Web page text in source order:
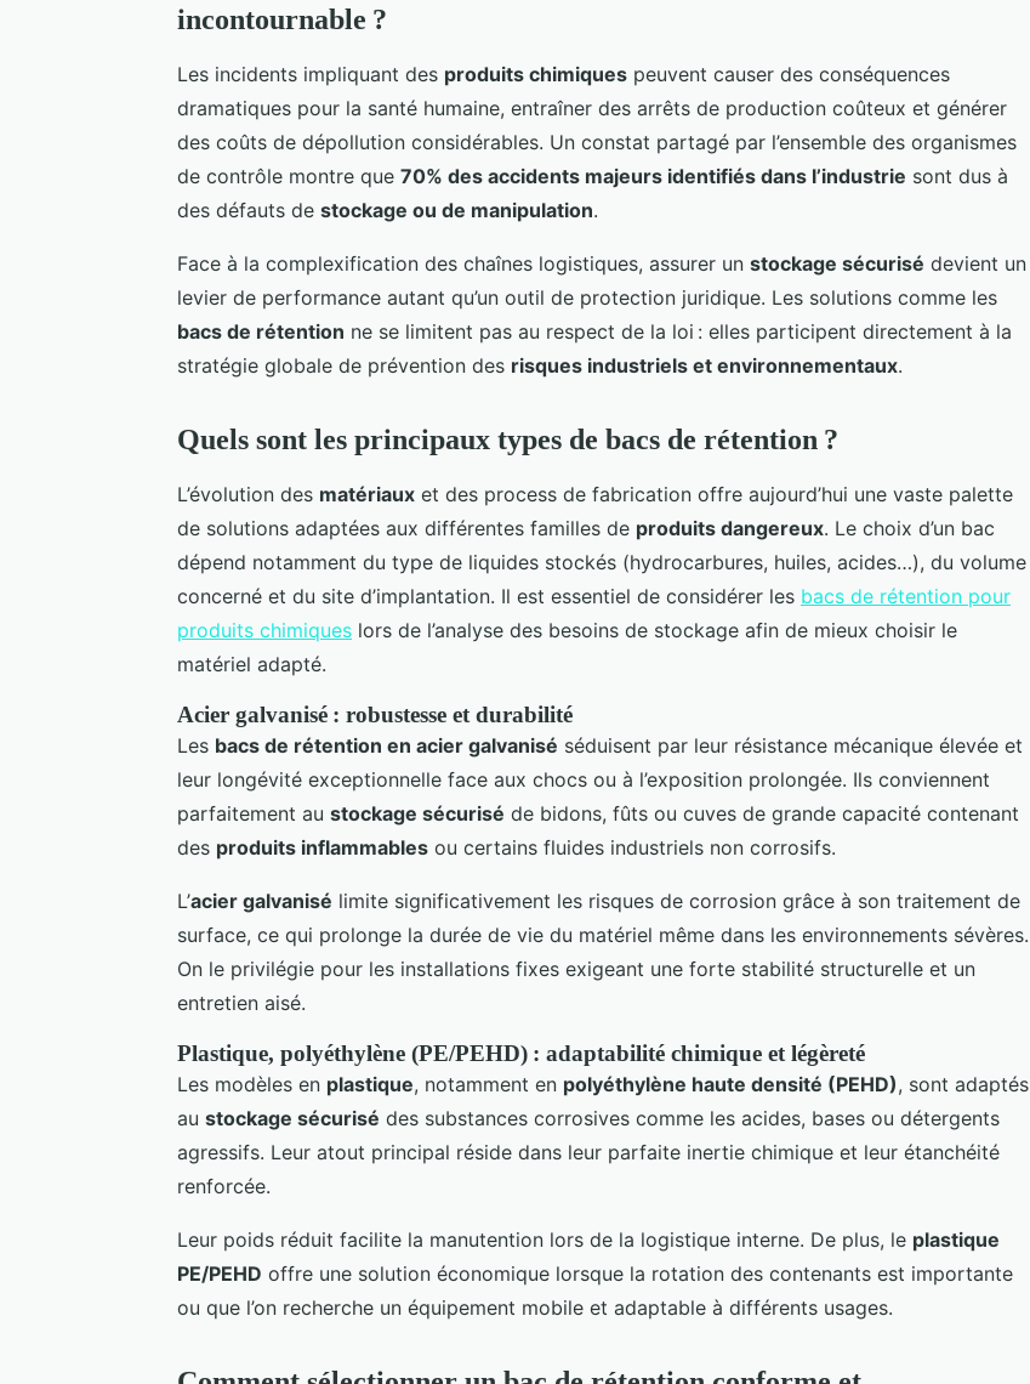
incontournable ?
Les incidents impliquant des produits chimiques peuvent causer des conséquences
dramatiques pour la santé humaine, entraîner des arrêts de production coûteux et générer
des coûts de dépollution considérables. Un constat partagé par l’ensemble des organismes
de contrôle montre que 70% des accidents majeurs identifiés dans l’industrie sont dus à
des défauts de stockage ou de manipulation.
Face à la complexification des chaînes logistiques, assurer un stockage sécurisé devient un
levier de performance autant qu’un outil de protection juridique. Les solutions comme les
bacs de rétention ne se limitent pas au respect de la loi : elles participent directement à la
stratégie globale de prévention des risques industriels et environnementaux.
Quels sont les principaux types de bacs de rétention ?
L’évolution des matériaux et des process de fabrication offre aujourd’hui une vaste palette
de solutions adaptées aux différentes familles de produits dangereux. Le choix d’un bac
dépend notamment du type de liquides stockés (hydrocarbures, huiles, acides…), du volume
concerné et du site d’implantation. Il est essentiel de considérer les bacs de rétention pour
produits chimiques lors de l’analyse des besoins de stockage afin de mieux choisir le
matériel adapté.
Acier galvanisé : robustesse et durabilité
Les bacs de rétention en acier galvanisé séduisent par leur résistance mécanique élevée et
leur longévité exceptionnelle face aux chocs ou à l’exposition prolongée. Ils conviennent
parfaitement au stockage sécurisé de bidons, fûts ou cuves de grande capacité contenant
des produits inflammables ou certains fluides industriels non corrosifs.
L’acier galvanisé limite significativement les risques de corrosion grâce à son traitement de
surface, ce qui prolonge la durée de vie du matériel même dans les environnements sévères.
On le privilégie pour les installations fixes exigeant une forte stabilité structurelle et un
entretien aisé.
Plastique, polyéthylène (PE/PEHD) : adaptabilité chimique et légèreté
Les modèles en plastique, notamment en polyéthylène haute densité (PEHD), sont adaptés
au stockage sécurisé des substances corrosives comme les acides, bases ou détergents
agressifs. Leur atout principal réside dans leur parfaite inertie chimique et leur étanchéité
renforcée.
Leur poids réduit facilite la manutention lors de la logistique interne. De plus, le plastique
PE/PEHD offre une solution économique lorsque la rotation des contenants est importante
ou que l’on recherche un équipement mobile et adaptable à différents usages.